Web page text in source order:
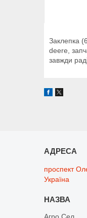
Заклепка
deere,
завжди
проспект
Україна